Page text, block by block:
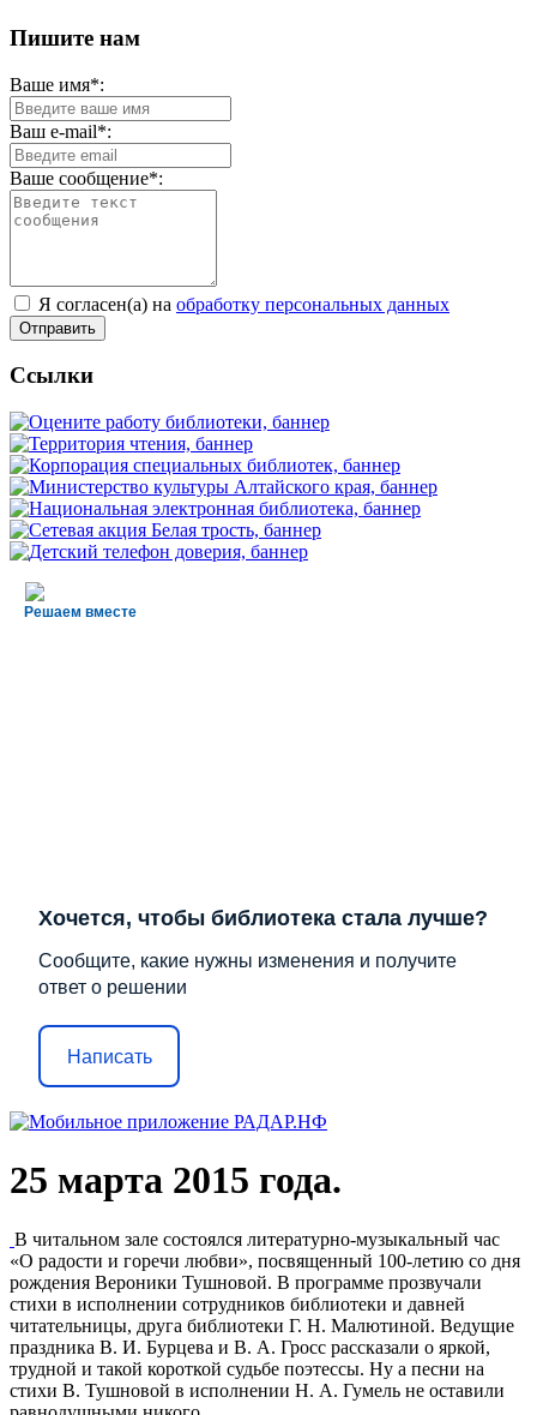
Пишите нам
Ваше имя*:
Ваш e-mail*:
Ваше сообщение*:
Я согласен(а) на обработку персональных данных
Ссылки
Решаем вместе
Хочется, чтобы библиотека стала лучше?
Сообщите, какие нужны изменения и получите
ответ о решении
Написать
25 марта 2015 года.
В читальном зале состоялся литературно-музыкальный час
«О радости и горечи любви», посвященный 100-летию со дня
рождения Вероники Тушновой. В программе прозвучали
стихи в исполнении сотрудников библиотеки и давней
читательницы, друга библиотеки Г. Н. Малютиной. Ведущие
праздника В. И. Бурцева и В. А. Гросс рассказали о яркой,
трудной и такой короткой судьбе поэтессы. Ну а песни на
стихи В. Тушновой в исполнении Н. А. Гумель не оставили